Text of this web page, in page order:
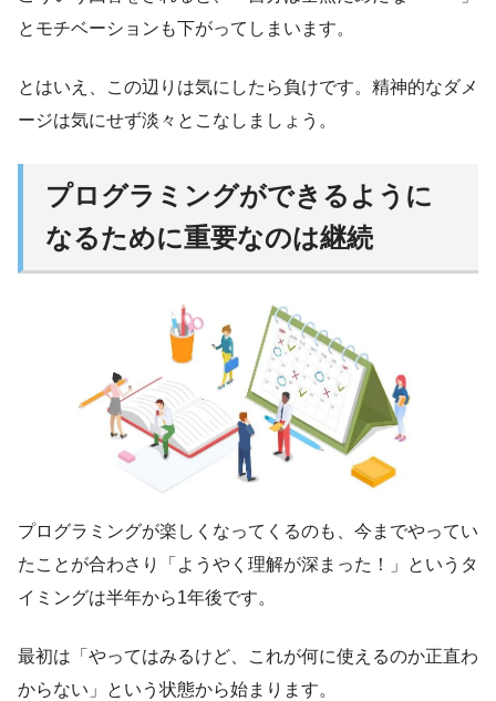
とモチベーションも下がってしまいます。
とはいえ、この辺りは気にしたら負けです。精神的なダメ
ージは気にせず淡々とこなしましょう。
プログラミングができるように
なるために重要なのは継続
プログラミングが楽しくなってくるのも、今までやってい
たことが合わさり「ようやく理解が深まった！」というタ
イミングは半年から1年後です。
最初は「やってはみるけど、これが何に使えるのか正直わ
からない」という状態から始まります。